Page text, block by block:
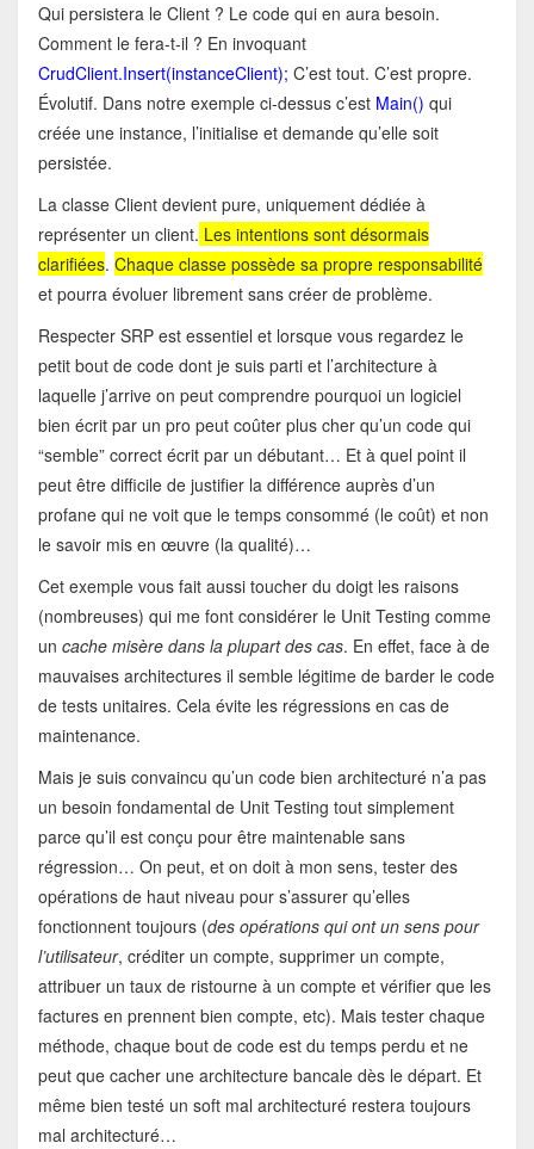
Qui persistera le Client ? Le code qui en aura besoin.
Comment le fera-t-il ? En invoquant
CrudClient.Insert(instanceClient); C’est tout. C’est propre.
Évolutif. Dans notre exemple ci-dessus c’est Main() qui
créée une instance, l’initialise et demande qu’elle soit
persistée.
La classe Client devient pure, uniquement dédiée à
représenter un client. Les intentions sont désormais
clarifiées. Chaque classe possède sa propre responsabilité
et pourra évoluer librement sans créer de problème.
Respecter SRP est essentiel et lorsque vous regardez le
petit bout de code dont je suis parti et l’architecture à
laquelle j’arrive on peut comprendre pourquoi un logiciel
bien écrit par un pro peut coûter plus cher qu’un code qui
“semble” correct écrit par un débutant… Et à quel point il
peut être difficile de justifier la différence auprès d’un
profane qui ne voit que le temps consommé (le coût) et non
le savoir mis en œuvre (la qualité)…
Cet exemple vous fait aussi toucher du doigt les raisons
(nombreuses) qui me font considérer le Unit Testing comme
un cache misère dans la plupart des cas. En effet, face à de
mauvaises architectures il semble légitime de barder le code
de tests unitaires. Cela évite les régressions en cas de
maintenance.
Mais je suis convaincu qu’un code bien architecturé n’a pas
un besoin fondamental de Unit Testing tout simplement
parce qu’il est conçu pour être maintenable sans
régression… On peut, et on doit à mon sens, tester des
opérations de haut niveau pour s’assurer qu’elles
fonctionnent toujours (des opérations qui ont un sens pour
l’utilisateur, créditer un compte, supprimer un compte,
attribuer un taux de ristourne à un compte et vérifier que les
factures en prennent bien compte, etc). Mais tester chaque
méthode, chaque bout de code est du temps perdu et ne
peut que cacher une architecture bancale dès le départ. Et
même bien testé un soft mal architecturé restera toujours
mal architecturé…